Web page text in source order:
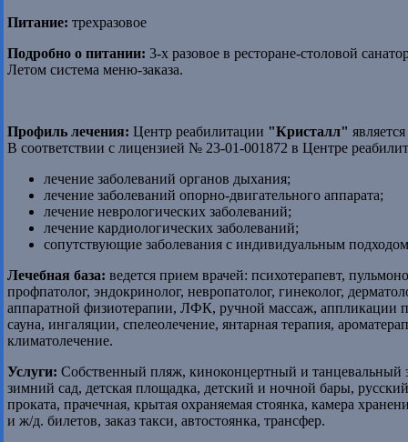
Питание: трехразовое
Подробно о питании: 3-х разовое в ресторане-столовой
Летом система меню-заказа.
Профиль лечения: Центр реабилитации "Кристалл"
В соответствии с лицензией № 23-01-001872 в Центре
лечение заболеваний органов дыхания;
лечение заболеваний опорно-двигательного аппарата;
лечение неврологических заболеваний;
лечение кардиологических заболеваний;
сопутствующие заболевания с индивидуальным подходом
Лечебная база: ведется прием врачей: психотерапевт,
профпатолог, эндокринолог, невропатолог, гинеколог,
аппаратной физиотерапии, ЛФК, ручной массаж, аппликации
сауна, ингаляции, спелеолечение, янтарная терапия,
климатолечение.
Услуги: Собственный пляж, киноконцертный и танцевальный
зимний сад, детская площадка, детский и ночной бары,
проката, прачечная, крытая охраняемая стоянка, камера
и ж/д. билетов, заказ такси, автостоянка, трансфер.